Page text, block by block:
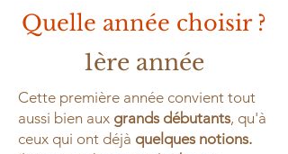
Quelle année choisir ?
1ère année
Cette première année convient tout
aussi bien aux grands débutants, qu'à
ceux qui ont déjà quelques notions.